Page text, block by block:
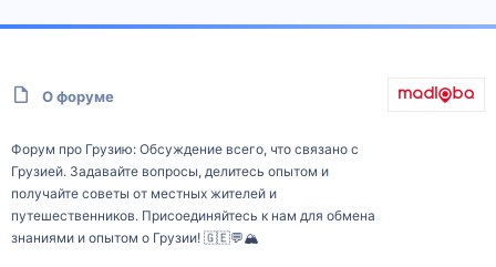
О форуме
Форум про Грузию: Обсуждение всего, что связано с
Грузией. Задавайте вопросы, делитесь опытом и
получайте советы от местных жителей и
путешественников. Присоединяйтесь к нам для обмена
знаниями и опытом о Грузии! 🇬🇪💬🏔️